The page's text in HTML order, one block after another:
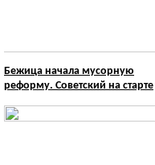
Бежица начала мусорную
реформу. Советский на старте